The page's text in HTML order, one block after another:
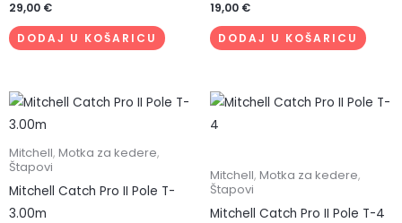
29,00 €
DODAJ U KOŠARICU
19,00 €
DODAJ U KOŠARICU
Mitchell, Motka za kedere,
Štapovi
Mitchell Catch Pro II Pole T-
3.00m
Mitchell, Motka za kedere,
Štapovi
Mitchell Catch Pro II Pole T-4